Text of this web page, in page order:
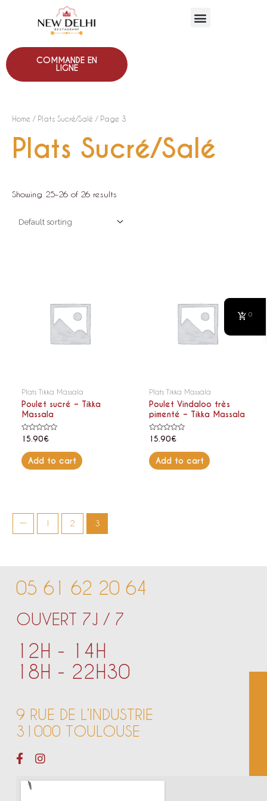
COMMANDE EN
LIGNE
Home / Plats Sucré/Salé / Page 3
Plats Sucré/Salé
Showing 25–26 of 26 results
Plats Tikka Massala
Poulet sucré – Tikka
Massala
Rated
0
out
of
5
15.90€
Add to cart
Plats Tikka Massala
Poulet Vindaloo très
pimenté – Tikka Massala
Rated
0
out
of
5
15.90€
Add to cart
← 1 2 3
05 61 62 20 64
OUVERT 7J / 7
12H - 14H
18H - 22H30
9 RUE DE L’INDUSTRIE
31000 TOULOUSE
0